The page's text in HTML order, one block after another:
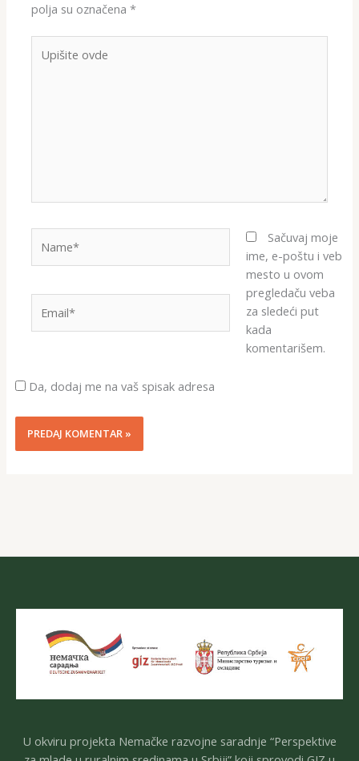
polja su označena*
ovde
Sačuvaj moje
ime, e-poštu i veb
mesto u ovom
pregledaču veba
za sledeći put
kada
komentarišem.
Da, dodaj me na vaš spisak adresa
U okviru projekta Nemačke razvojne saradnje “Perspektive